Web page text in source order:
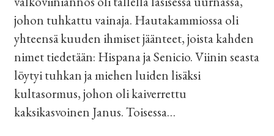
johon tuhkattu vainaja. Hautakammiossa oli
yhteensä kuuden ihmiset jäänteet, joista kahden
nimet tiedetään: Hispana ja Senicio. Viinin seasta
löytyi tuhkan ja miehen luiden lisäksi
kultasormus, johon oli kaiverrettu
kaksikasvoinen Janus. Toisessa…